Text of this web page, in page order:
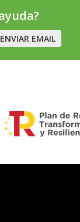
ENVIAR EMAIL